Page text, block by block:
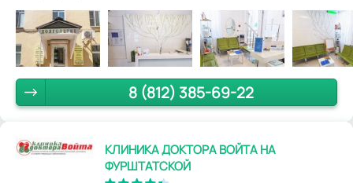
8 (812) 385-69-22
КЛИНИКА ДОКТОРА ВОЙТА НА
ФУРШТАТСКОЙ